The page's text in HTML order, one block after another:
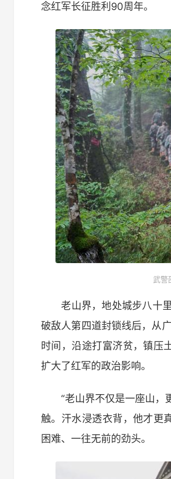
念红军长征胜利90周年。
武警
老山界，地处城步八十里
破敌人第四道封锁线后，从
时间，沿途打富济贫，镇压
扩大了红军的政治影响。
“老山界不仅是一座山，更
触。汗水浸透衣背，他才更
困难、一往无前的劲头。